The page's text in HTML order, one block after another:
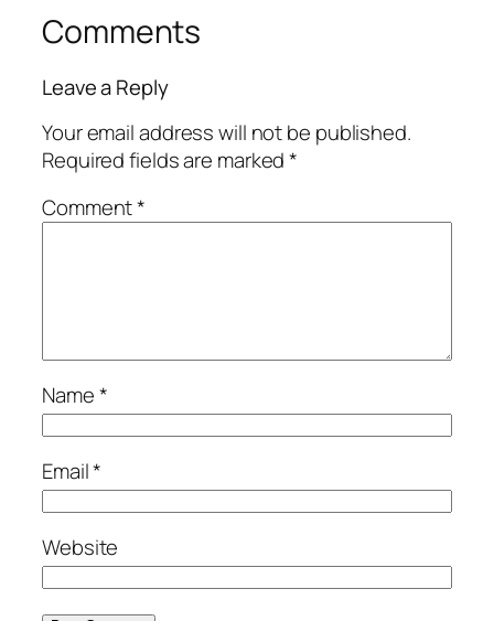
Comments
Leave a Reply
Your email address will not be published.
Required fields are marked*
Comment*
Name*
Email*
Website